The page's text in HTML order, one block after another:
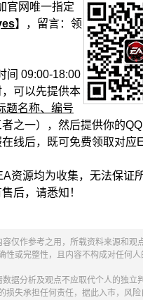
官网唯一指定
】，留言：领
间 09:00-18:00
可以先提供本
题名称、编号
者之一），然后提供你的
线后，既可免费领取对应
资源均为收集，无法保证
后，请悉知！
容仅作参考之用，所载资料来源和观
性或完整性，且内容不构成对任何人
数据分析及观点不应取代个人的独立
损失承担任何责任，据此入市，风险